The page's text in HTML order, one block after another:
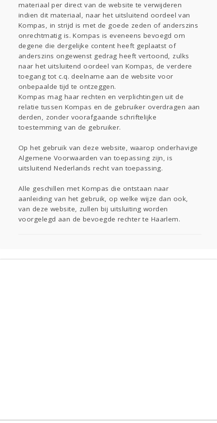
materiaal per direct van de website te verwijderen
indien dit materiaal, naar het uitsluitend oordeel van
Kompas, in strijd is met de goede zeden of anderszins
onrechtmatig is. Kompas is eveneens bevoegd om
degene die dergelijke content heeft geplaatst of
anderszins ongewenst gedrag heeft vertoond, zulks
naar het uitsluitend oordeel van Kompas, de verdere
toegang tot c.q. deelname aan de website voor
onbepaalde tijd te ontzeggen.
Kompas mag haar rechten en verplichtingen uit de
relatie tussen Kompas en de gebruiker overdragen aan
derden, zonder voorafgaande schriftelijke
toestemming van de gebruiker.
Op het gebruik van deze website, waarop onderhavige
Algemene Voorwaarden van toepassing zijn, is
uitsluitend Nederlands recht van toepassing.
Alle geschillen met Kompas die ontstaan naar
aanleiding van het gebruik, op welke wijze dan ook,
van deze website, zullen bij uitsluiting worden
voorgelegd aan de bevoegde rechter te Haarlem.